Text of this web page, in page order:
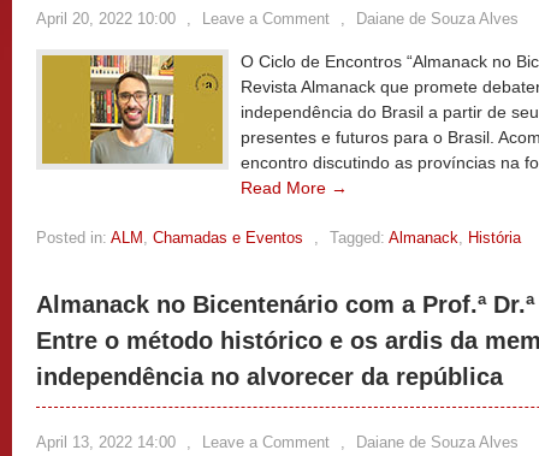
April 20, 2022 10:00 , Leave a Comment , Daiane de Souza Alves
O Ciclo de Encontros “Almanack no
Revista Almanack que promete
independência do Brasil a partir de
presentes e futuros para o Brasil.
encontro discutindo as províncias na
Read More →
Posted in: ALM , Chamadas e Eventos , Tagged: Almanack, História
Almanack no Bicentenário com a Prof.ª
Entre o método histórico e os ardis da
independência no alvorecer da república
April 13, 2022 14:00 , Leave a Comment , Daiane de Souza Alves